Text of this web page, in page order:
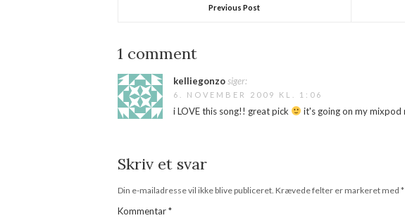
Previous Post
1 comment
kelliegonzosiger:
6. NOVEMBER 2009 KL. 1:06
i LOVE this song!! great pick it's going on my mixpod
Skriv et svar
Din e-mailadresse vil ikke blive publiceret. Krævede felter er markeret med *
Kommentar*